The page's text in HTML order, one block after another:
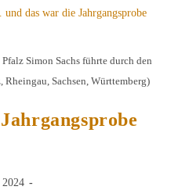
Simon Sachs führte durch den
Sachsen, Württemberg)